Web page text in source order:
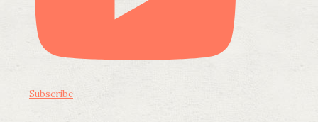
Subscribe